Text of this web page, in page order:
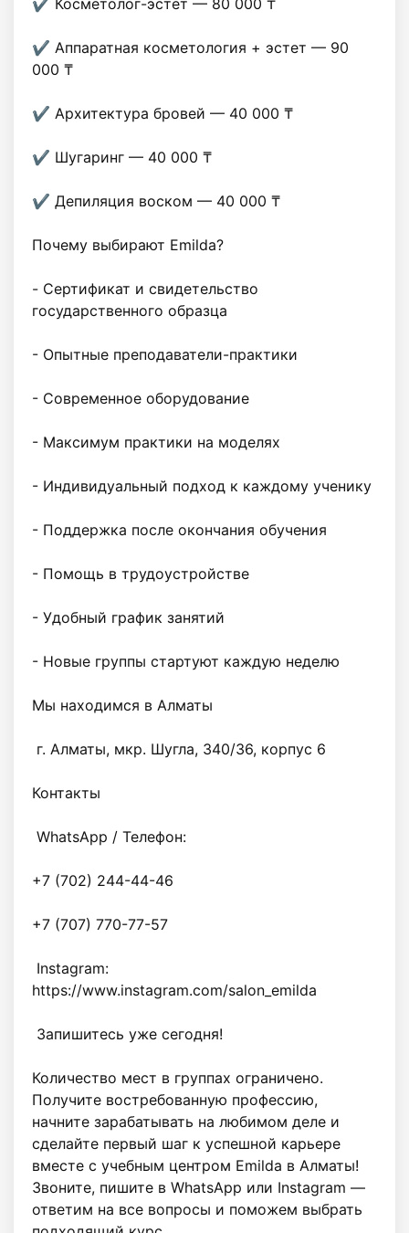
✔️ Косметолог-эстет — 80 000 ₸
✔️ Аппаратная косметология + эстет — 90
000 ₸
✔️ Архитектура бровей — 40 000 ₸
✔️ Шугаринг — 40 000 ₸
✔️ Депиляция воском — 40 000 ₸
Почему выбирают Emilda?
- Сертификат и свидетельство
государственного образца
- Опытные преподаватели-практики
- Современное оборудование
- Максимум практики на моделях
- Индивидуальный подход к каждому ученику
- Поддержка после окончания обучения
- Помощь в трудоустройстве
- Удобный график занятий
- Новые группы стартуют каждую неделю
Мы находимся в Алматы
Контакты
+7 (702) 244-44-46
+7 (707) 770-77-57
https://www.instagram.com/salon_emilda
Количество мест в группах ограничено.
Получите востребованную профессию,
начните зарабатывать на любимом деле и
сделайте первый шаг к успешной карьере
вместе с учебным центром Emilda в Алматы!
Звоните, пишите в WhatsApp или Instagram —
ответим на все вопросы и поможем выбрать